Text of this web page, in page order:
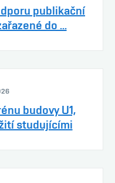
publikační
do ...
budovy U1,
studujícími